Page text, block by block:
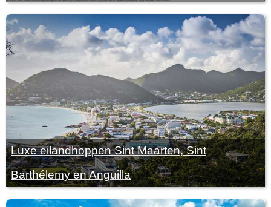
Luxe eilandhoppen Sint Maarten, Sint
Barthélemy en Anguilla